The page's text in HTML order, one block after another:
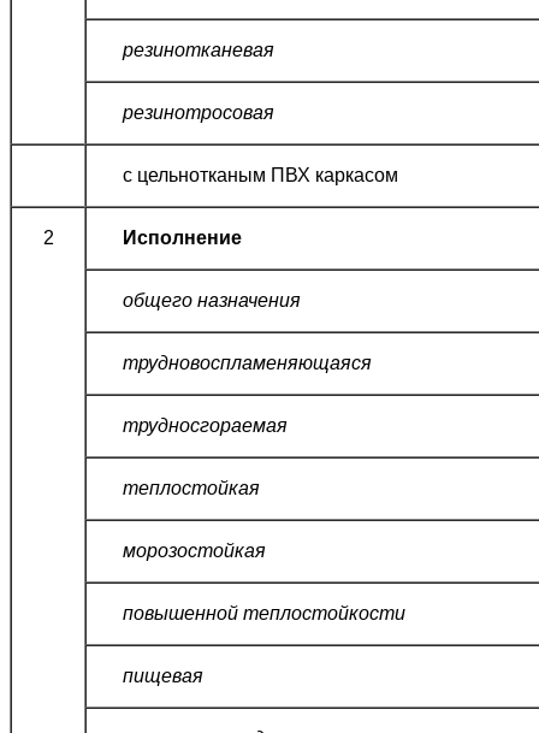
резинотканевая
резинотросовая
с цельнотканым ПВХ каркасом
2 Исполнение
общего назначения
трудновоспламеняющаяся
трудносгораемая
теплостойкая
морозостойкая
повышенной теплостойкости
пищевая